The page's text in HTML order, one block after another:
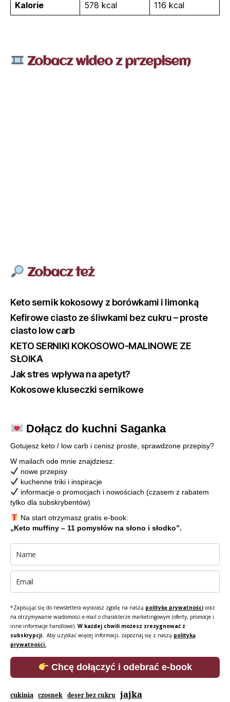
Kalorie 578 kcal 116 kcal
Zobacz wideo z przepisem
Zobacz też
Keto sernik kokosowy z borówkami i limonką
Kefirowe ciasto ze śliwkami bez cukru – proste
ciasto low carb
KETO SERNIKI KOKOSOWO-MALINOWE ZE
SŁOIKA
Jak stres wpływa na apetyt?
Kokosowe kluseczki sernikowe
Dołącz do kuchni Saganka
Gotujesz keto / low carb i cenisz proste, sprawdzone przepisy?
W mailach ode mnie znajdziesz:
nowe przepisy
kuchenne triki i inspiracje
informacje o promocjach i nowościach (czasem z rabatem
tylko dla subskrybentów)
Na start otrzymasz gratis e-book:
„Keto muffiny – 11 pomysłów na słono i słodko”.
*Zapisując się do newslettera wyrażasz zgodę na naszą politykę prywatności oraz
na otrzymywanie wiadomości e-mail o charakterze marketingowym (oferty, promocje i
inne informacje handlowe). W każdej chwili możesz zrezygnować z
subskrypcji. Aby uzyskać więcej informacji, zapoznaj się z naszą polityką
prywatności.
Chcę dołączyć i odebrać e-book
cukinia czosnek deser bez cukru jajka